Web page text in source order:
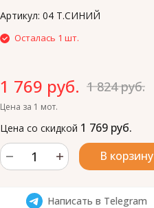
Артикул:04 Т.СИНИЙ
Осталась 1 шт.
1 769 руб. 1 824 руб.
Цена за 1 мот.
Цена со скидкой 1 769 руб.
В корзину
Написать в Telegram